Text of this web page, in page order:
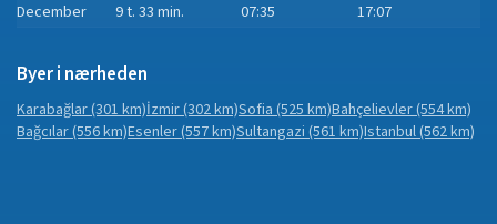
December
9 t. 33 min. 07:35 17:07
Byer i nærheden
Karabağlar(301 km)İzmir(302 km)Sofia(525 km)Bahçelievler(554 km)
Bağcılar(556 km)Esenler(557 km)Sultangazi(561 km)Istanbul(562 km)